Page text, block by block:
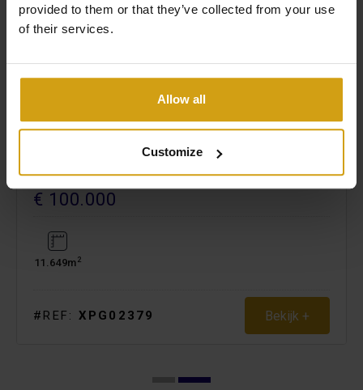
provided to them or that they’ve collected from your use
of their services.
Allow all
Customize
COSTA BLANCA
BOUWPERCEEL. BESTAAND
€ 100.000
11.649m2
#REF: XPG02379 Bekijk +